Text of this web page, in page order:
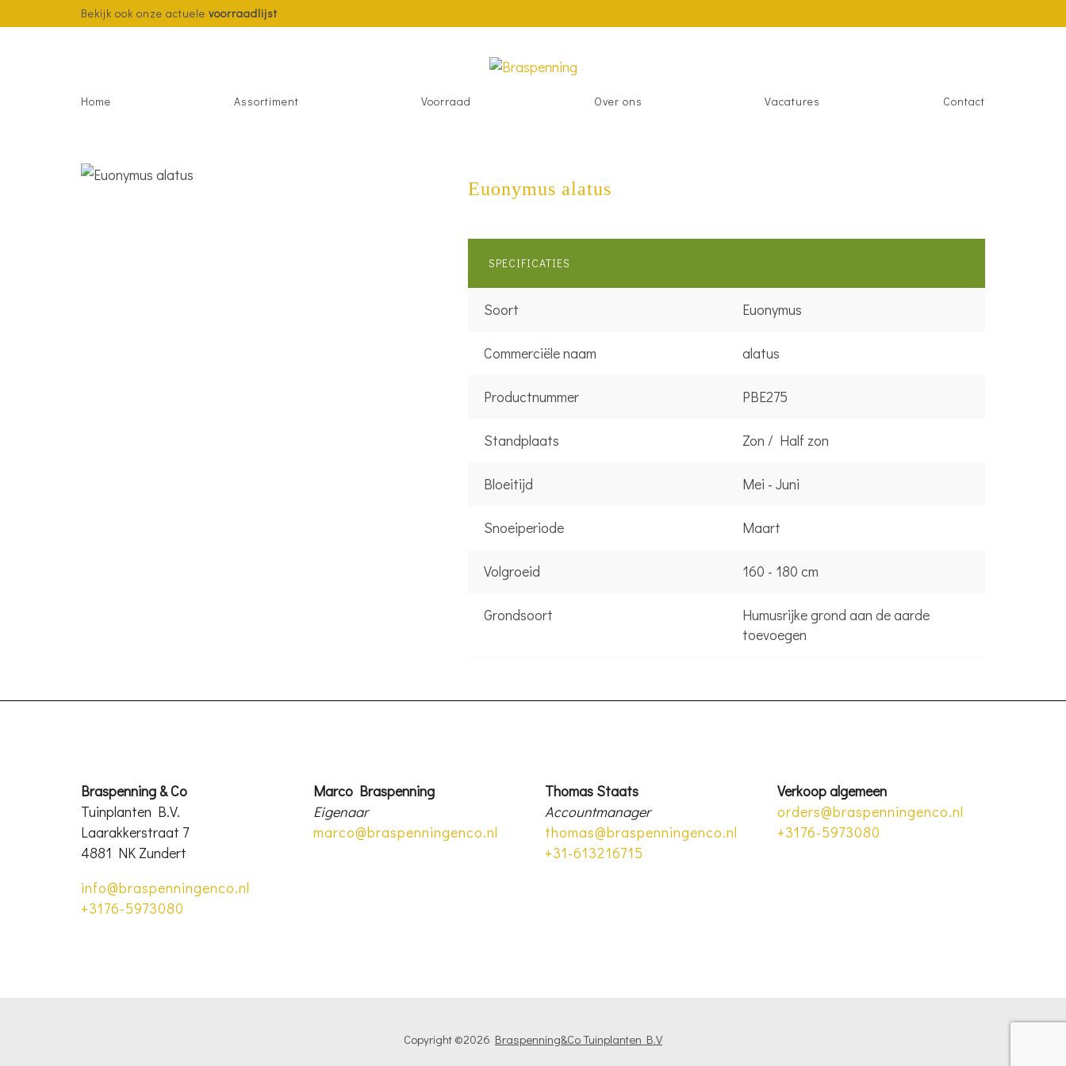
Bekijk ook onze actuele voorraadlijst
Home Assortiment Voorraad Over ons Vacatures Contact
Euonymus alatus
SPECIFICATIES
Soort Euonymus
Commerciële naam alatus
Productnummer PBE275
Standplaats Zon / Half zon
Bloeitijd Mei - Juni
Snoeiperiode Maart
Volgroeid 160 - 180 cm
Grondsoort
Humusrijke grond aan de aarde
toevoegen
Braspenning & Co
Tuinplanten B.V.
Laarakkerstraat 7
4881 NK Zundert
info@braspenningenco.nl
+3176-5973080
Marco Braspenning
Eigenaar
marco@braspenningenco.nl
Thomas Staats
Accountmanager
thomas@braspenningenco.nl
+31-613216715
Verkoop algemeen
orders@braspenningenco.nl
+3176-5973080
Copyright ©2026 Braspenning&Co Tuinplanten B.V